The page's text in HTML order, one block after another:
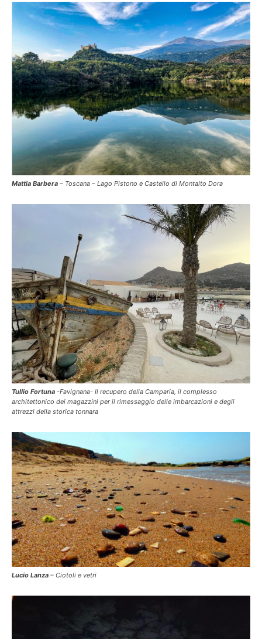
Mattia Barbera – Toscana – Lago Pistono e Castello di Montalto Dora
Tullio Fortuna -Favignana- Il recupero della Camparia, il complesso
architettonico dei magazzini per il rimessaggio delle imbarcazioni e degli
attrezzi della storica tonnara
Lucio Lanza – Ciotoli e vetri